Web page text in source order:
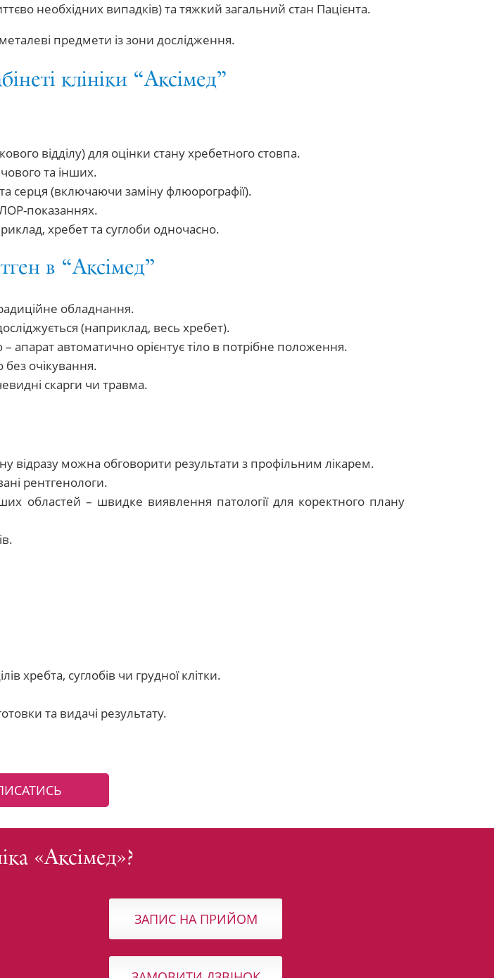
необхідних випадків) та тяжкий загальний стан Пацієнта.
предмети із зони дослідження.
клініки “Аксімед”
відділу) для оцінки стану хребетного стовпа.
та інших.
серця (включаючи заміну флюорографії).
показаннях.
хребет та суглоби одночасно.
в “Аксімед”
обладнання.
(наприклад, весь хребет).
автоматично орієнтує тіло в потрібне положення.
очікування.
скарги чи травма.
відразу можна обговорити результати з профільним лікарем.
рентгенологи.
областей – швидке виявлення патології для коректного плану
хребта, суглобів чи грудної клітки.
та видачі результату.
«Аксімед»?
ЗАПИС НА ПРИЙОМ